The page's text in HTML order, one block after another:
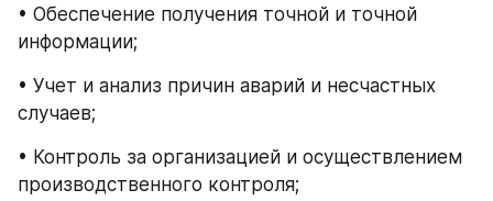
• Обеспечение получения точной и точной
информации;
• Учет и анализ причин аварий и несчастных
случаев;
• Контроль за организацией и осуществлением
производственного контроля;